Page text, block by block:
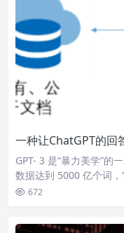
一种让ChatGPT的
GPT- 3 是“暴力美学”的
数据达到 5000 亿个词
672